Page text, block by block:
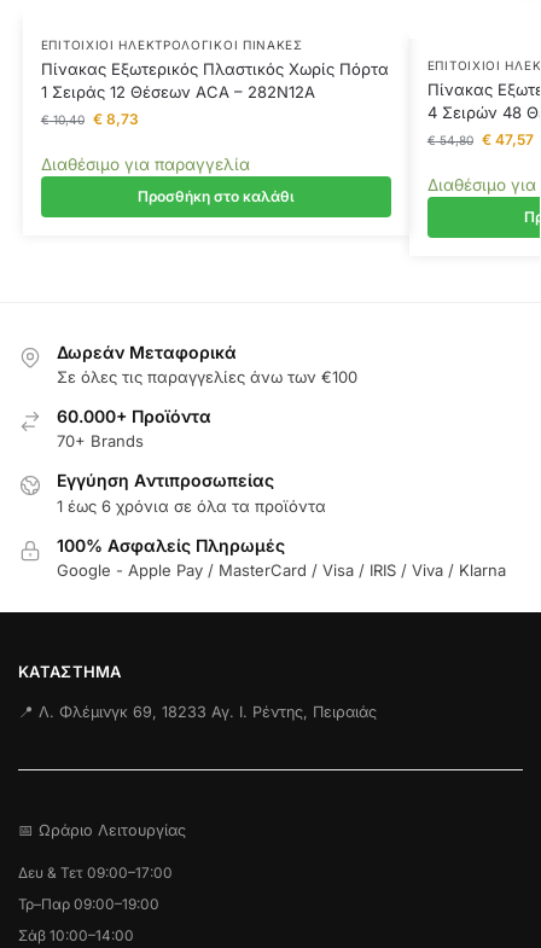
ΕΠΙΤΟΊΧΙΟΙ ΗΛΕΚΤΡΟΛΟΓΙΚΟΊ ΠΊΝΑΚΕΣ
Πίνακας Εξωτερικός Πλαστικός Χωρίς Πόρτα
1 Σειράς 12 Θέσεων ACA – 282N12A
€10,40 €8,73
Διαθέσιμο για παραγγελία
Προσθήκη στο καλάθι
ΕΠΙΤΟΊΧΙΟΙ
Πίνακας
4 Σειρών 48
€54,80 €47,57
Διαθέσιμο
Δωρεάν Μεταφορικά
Σε όλες τις παραγγελίες άνω των €100
60.000+ Προϊόντα
70+ Brands
Εγγύηση Aντιπροσωπείας
1 έως 6 χρόνια σε όλα τα προϊόντα
100% Ασφαλείς Πληρωμές
Google - Apple Pay / MasterCard / Visa / IRIS / Viva / Klarna
ΚΑΤΆΣΤΗΜΑ
📍 Λ. Φλέμινγκ 69, 18233 Αγ. Ι. Ρέντης, Πειραιάς
📅 Ωράριο Λειτουργίας
Δευ & Τετ 09:00–17:00
Τρ–Παρ 09:00–19:00
Σάβ 10:00–14:00